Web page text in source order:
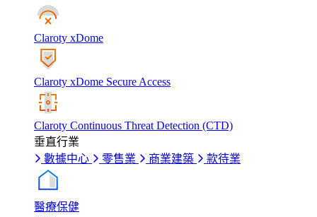
Claroty xDome
Claroty xDome Secure Access
Claroty Continuous Threat Detection (CTD)
垂直行業
數據中心
零售業 商業建築 款待業
醫療保健